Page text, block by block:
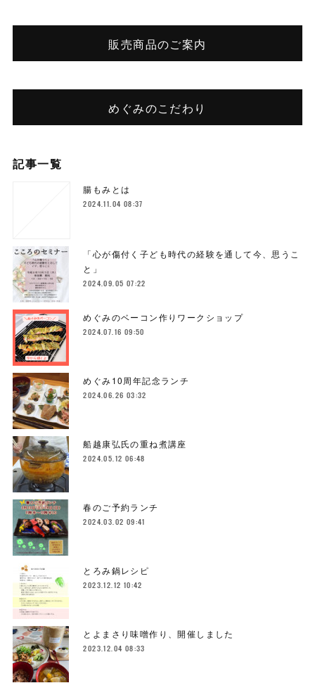
販売商品のご案内
めぐみのこだわり
記事一覧
腸もみとは
2024.11.04 08:37
「心が傷付く子ども時代の経験を通して今、思うこ
と」
2024.09.05 07:22
めぐみのベーコン作りワークショップ
2024.07.16 09:50
めぐみ10周年記念ランチ
2024.06.26 03:32
船越康弘氏の重ね煮講座
2024.05.12 06:48
春のご予約ランチ
2024.03.02 09:41
とろみ鍋レシピ
2023.12.12 10:42
とよまさり味噌作り、開催しました
2023.12.04 08:33